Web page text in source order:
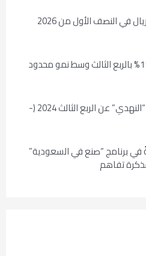
“النهدي” تربح 450.9 مليون ريال في النصف الأول من 2026
تراجع أرباح النهدي الطبية 11.5% بالربع الثالث وسط نمو محدود
182.2 مليون ريال صافي ربح “النهدي” عن الربع الثالث 2024 (-
في برنامج “صنع في السعودية”
تفاهم